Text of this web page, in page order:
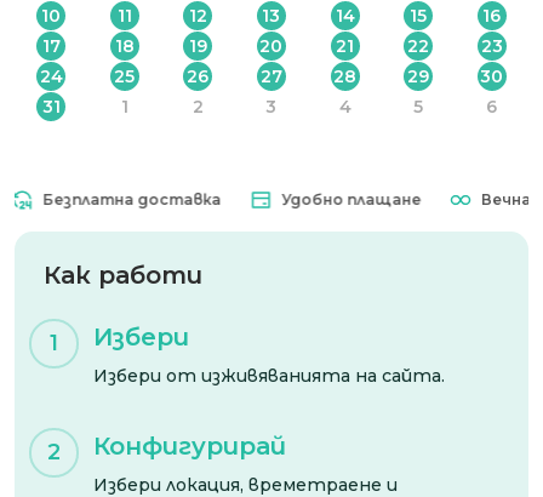
10 11 12 13 14 15
16
17
18 19 20 21 22
23
24
25 26 27 28 29
30
31
1 2 3 4 5 6
Безплатна доставка Удобно плащане Вечна
Как работи
1 Избери
Избери от изживяванията на сайта.
2 Конфигурирай
Избери локация, времетраене и